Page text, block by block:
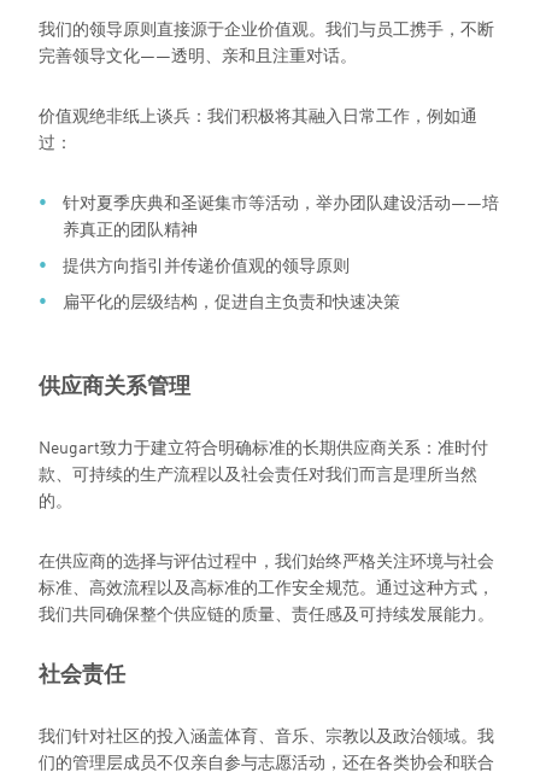
我们的领导原则直接源于企业价值观。我们与员工携手，不断
完善领导文化——透明、亲和且注重对话。
价值观绝非纸上谈兵：我们积极将其融入日常工作，例如通
过：
针对夏季庆典和圣诞集市等活动，举办团队建设活动——培
养真正的团队精神
提供方向指引并传递价值观的领导原则
扁平化的层级结构，促进自主负责和快速决策
供应商关系管理
Neugart致力于建立符合明确标准的长期供应商关系：准时付
款、可持续的生产流程以及社会责任对我们而言是理所当然
的。
在供应商的选择与评估过程中，我们始终严格关注环境与社会
标准、高效流程以及高标准的工作安全规范。通过这种方式，
我们共同确保整个供应链的质量、责任感及可持续发展能力。
社会责任
我们针对社区的投入涵盖体育、音乐、宗教以及政治领域。我
们的管理层成员不仅亲自参与志愿活动，还在各类协会和联合